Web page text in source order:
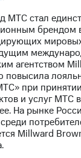
2023
МТС стал
брендом
агентством
повысила
при
и услуг МТС
На рынке
Millward